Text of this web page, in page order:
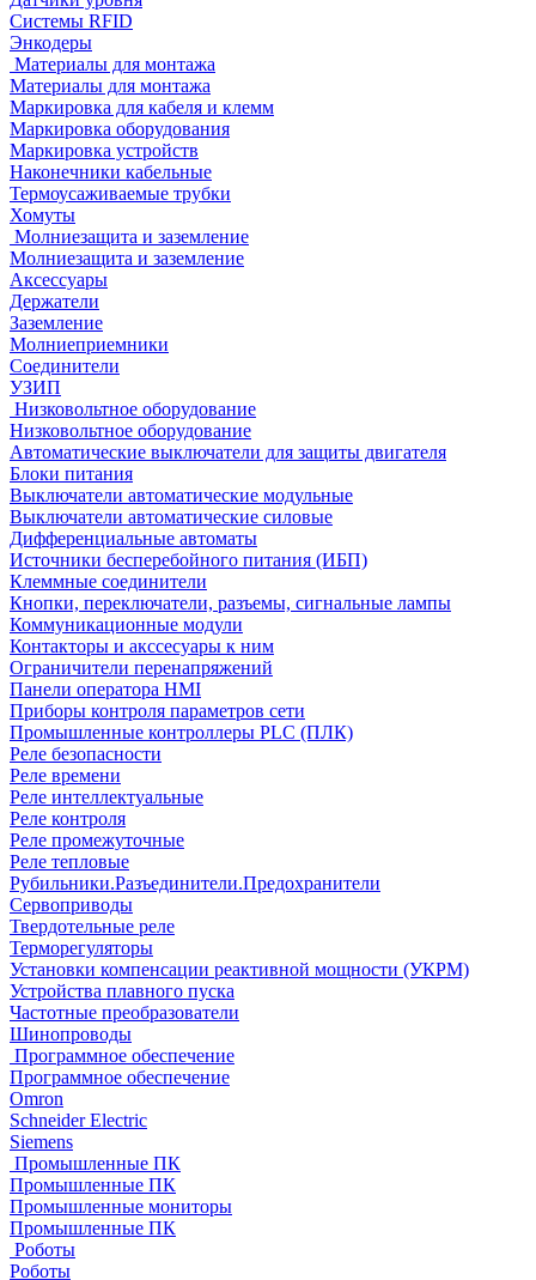
Системы RFID
Энкодеры
Материалы для монтажа
Материалы для монтажа
Маркировка для кабеля и клемм
Маркировка оборудования
Маркировка устройств
Наконечники кабельные
Термоусаживаемые трубки
Хомуты
Молниезащита и заземление
Молниезащита и заземление
Аксессуары
Держатели
Заземление
Молниеприемники
Соединители
УЗИП
Низковольтное оборудование
Низковольтное оборудование
Автоматические выключатели для защиты двигателя
Блоки питания
Выключатели автоматические модульные
Выключатели автоматические силовые
Дифференциальные автоматы
Источники бесперебойного питания (ИБП)
Клеммные соединители
Кнопки, переключатели, разъемы, сигнальные лампы
Коммуникационные модули
Контакторы и акссесуары к ним
Ограничители перенапряжений
Панели оператора HMI
Приборы контроля параметров сети
Промышленные контроллеры PLC (ПЛК)
Реле безопасности
Реле времени
Реле интеллектуальные
Реле контроля
Реле промежуточные
Реле тепловые
Рубильники.Разъединители.Предохранители
Сервоприводы
Твердотельные реле
Терморегуляторы
Установки компенсации реактивной мощности (УКРМ)
Устройства плавного пуска
Частотные преобразователи
Шинопроводы
Программное обеспечение
Программное обеспечение
Omron
Schneider Electric
Siemens
Промышленные ПК
Промышленные ПК
Промышленные мониторы
Промышленные ПК
Роботы
Роботы